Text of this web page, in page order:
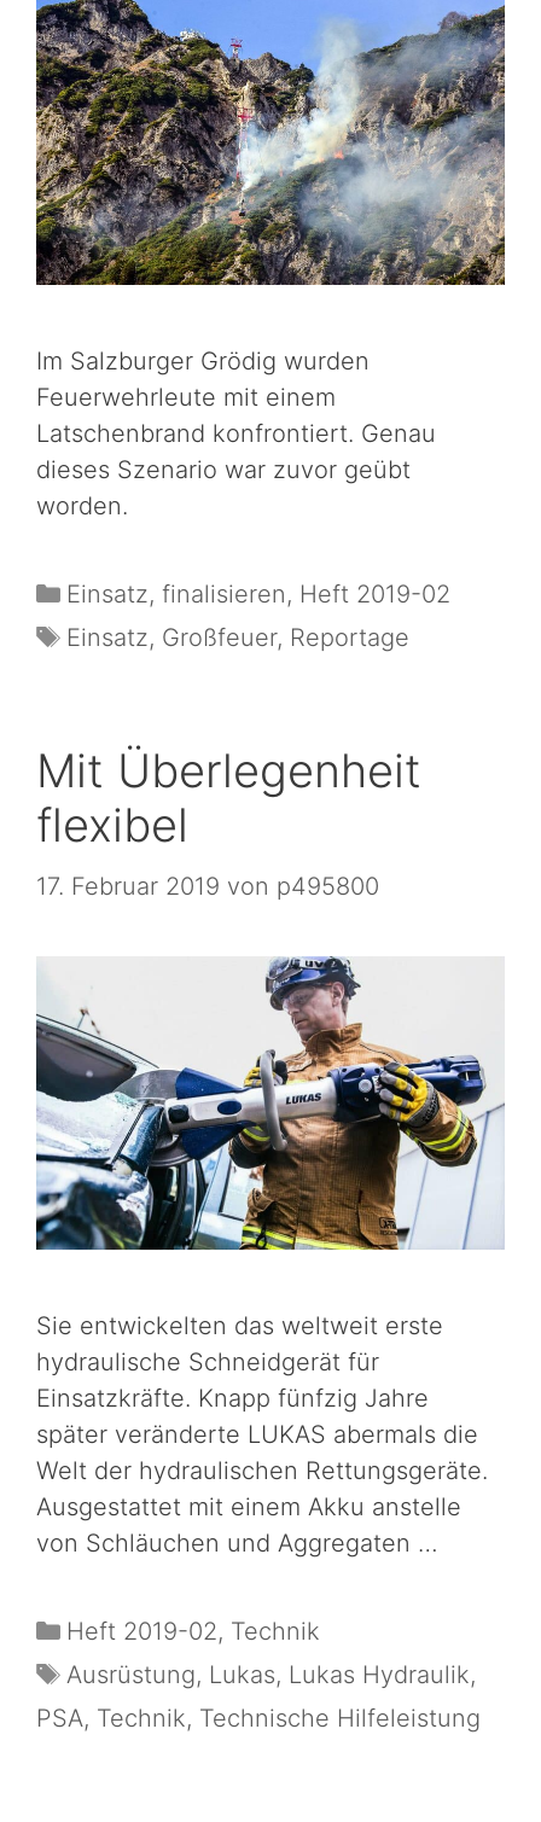
Im Salzburger Grödig wurden
Feuerwehrleute mit einem
Latschenbrand konfrontiert. Genau
dieses Szenario war zuvor geübt
worden.
Einsatz, finalisieren, Heft 2019-02
Einsatz, Großfeuer, Reportage
Mit Überlegenheit
flexibel
17. Februar 2019 von p495800
Sie entwickelten das weltweit erste
hydraulische Schneidgerät für
Einsatzkräfte. Knapp fünfzig Jahre
später veränderte LUKAS abermals die
Welt der hydraulischen Rettungsgeräte.
Ausgestattet mit einem Akku anstelle
von Schläuchen und Aggregaten …
Heft 2019-02, Technik
Ausrüstung, Lukas, Lukas Hydraulik,
PSA, Technik, Technische Hilfeleistung